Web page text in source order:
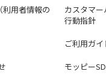
動に！
かないエリアでも繋がるか
たい方はポケット型Wi-Fiタイ
用者情報の
カスタマ
行動指針
ご利用ガイ
モッピー